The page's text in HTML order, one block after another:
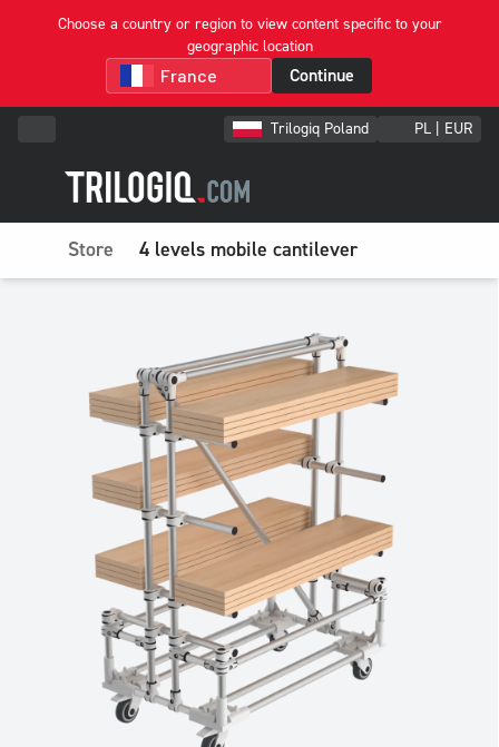
Choose a country or region to view content specific to your
geographic location
Continue
Trilogiq Poland PL | EUR
Store 4 levels mobile cantilever